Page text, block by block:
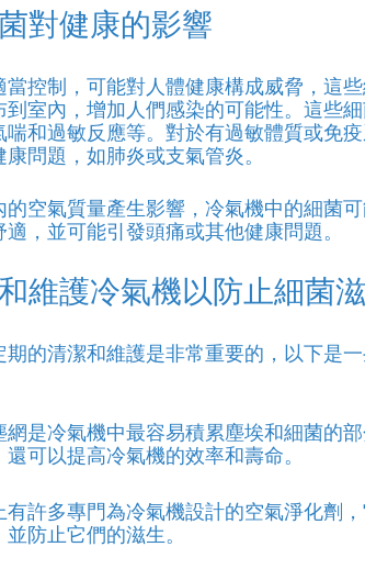
對健康的影響
控制，可能對人體健康構成威脅，這
室內，增加人們感染的可能性。這些
和過敏反應等。對於有過敏體質或免
問題，如肺炎或支氣管炎。
空氣質量產生影響，冷氣機中的細菌
，並可能引發頭痛或其他健康問題。
維護冷氣機以防止細菌
的清潔和維護是非常重要的，以下是
網是冷氣機中最容易積累塵埃和細菌的
可以提高冷氣機的效率和壽命。
有許多專門為冷氣機設計的空氣淨化劑
防止它們的滋生。